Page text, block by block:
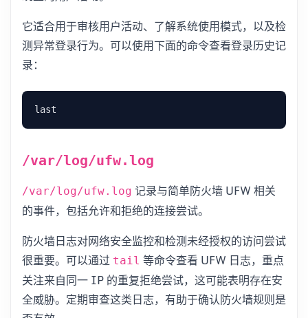
它适合用于审核用户活动、了解系统使用模式，以及检
测异常登录行为。可以使用下面的命令查看登录历史记
录：
/var/log/ufw.log
/var/log/ufw.log 记录与简单防火墙 UFW 相关
的事件，包括允许和拒绝的连接尝试。
防火墙日志对网络安全监控和检测未经授权的访问尝试
很重要。可以通过 tail 等命令查看 UFW 日志，重点
关注来自同一 IP 的重复拒绝尝试，这可能表明存在安
全威胁。定期审查这类日志，有助于确认防火墙规则是